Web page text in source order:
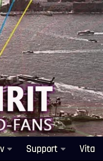
Support Vita